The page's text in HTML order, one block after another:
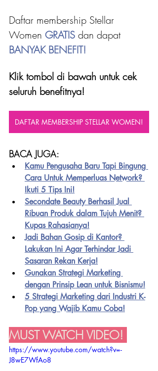
Daftar membership Stellar
Women GRATIS dan dapat
BANYAK BENEFIT!
Klik tombol di bawah untuk cek
seluruh benefitnya!
DAFTAR MEMBERSHIP STELLAR WOMEN!
BACA JUGA:
Kamu Pengusaha Baru Tapi Bingung
Cara Untuk Memperluas Network?
Ikuti 5 Tips Ini!
Secondate Beauty Berhasil Jual
Ribuan Produk dalam Tujuh Menit?
Kupas Rahasianya!
Jadi Bahan Gosip di Kantor?
Lakukan Ini Agar Terhindar Jadi
Sasaran Rekan Kerja!
Gunakan Strategi Marketing
dengan Prinsip Lean untuk Bisnismu!
5 Strategi Marketing dari Industri K-
Pop yang Wajib Kamu Coba!
MUST WATCH VIDEO!
https://www.youtube.com/watch?v=-
J8wE7WfAo8